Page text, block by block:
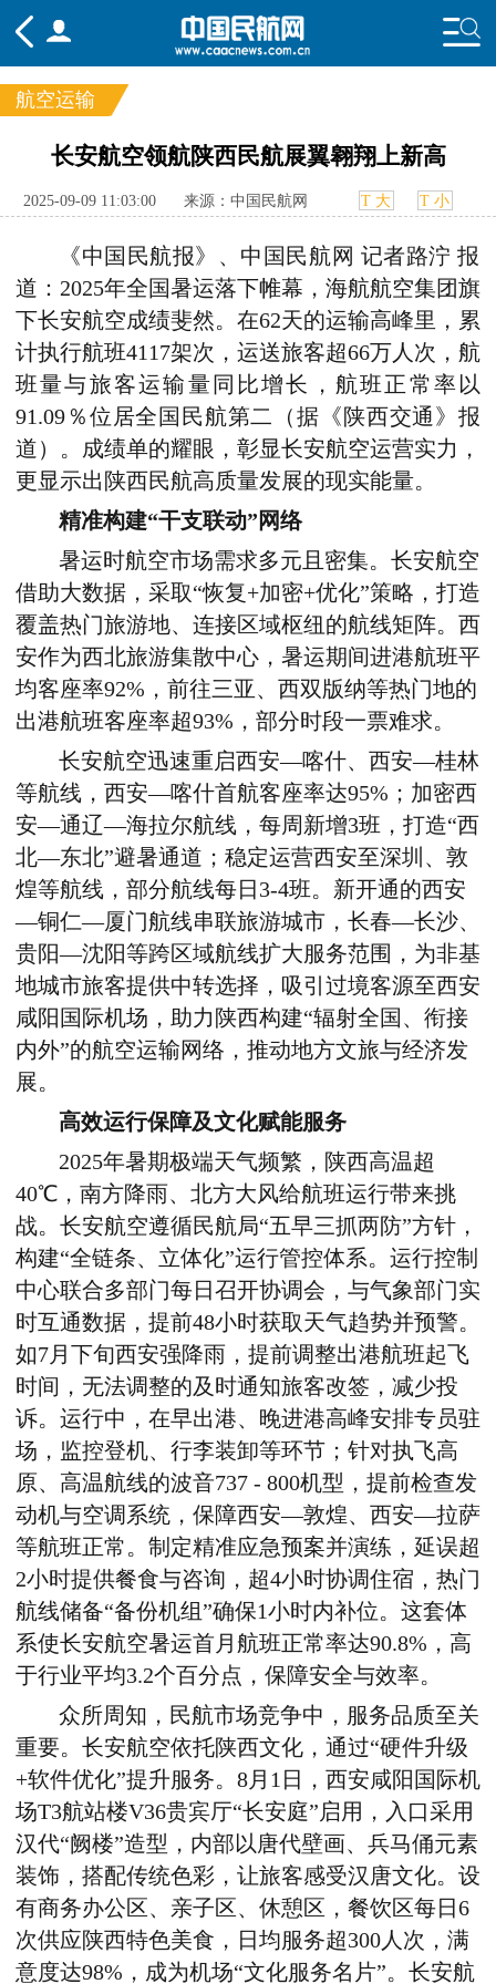
频道
国内 国际
行业
航空运输
长安航空领航陕西民航展翼翱翔上新高
2025-09-09 11:03:00 来源：中国民航网 T 大 T 小
《中国民航报》、中国民航网 记者路泞 报
道：2025年全国暑运落下帷幕，海航航空集团旗
下长安航空成绩斐然。在62天的运输高峰里，累
计执行航班4117架次，运送旅客超66万人次，航
班量与旅客运输量同比增长，航班正常率以
91.09％位居全国民航第二（据《陕西交通》报
道）。成绩单的耀眼，彰显长安航空运营实力，
更显示出陕西民航高质量发展的现实能量。
精准构建“干支联动”网络
暑运时航空市场需求多元且密集。长安航空
借助大数据，采取“恢复+加密+优化”策略，打造
覆盖热门旅游地、连接区域枢纽的航线矩阵。西
安作为西北旅游集散中心，暑运期间进港航班平
均客座率92%，前往三亚、西双版纳等热门地的
出港航班客座率超93%，部分时段一票难求。
长安航空迅速重启西安—喀什、西安—桂林
等航线，西安—喀什首航客座率达95%；加密西
安—通辽—海拉尔航线，每周新增3班，打造“西
北—东北”避暑通道；稳定运营西安至深圳、敦
煌等航线，部分航线每日3-4班。新开通的西安
—铜仁—厦门航线串联旅游城市，长春—长沙、
贵阳—沈阳等跨区域航线扩大服务范围，为非基
地城市旅客提供中转选择，吸引过境客源至西安
咸阳国际机场，助力陕西构建“辐射全国、衔接
内外”的航空运输网络，推动地方文旅与经济发
展。
高效运行保障及文化赋能服务
2025年暑期极端天气频繁，陕西高温超
40℃，南方降雨、北方大风给航班运行带来挑
战。长安航空遵循民航局“五早三抓两防”方针，
构建“全链条、立体化”运行管控体系。运行控制
中心联合多部门每日召开协调会，与气象部门实
时互通数据，提前48小时获取天气趋势并预警。
如7月下旬西安强降雨，提前调整出港航班起飞
时间，无法调整的及时通知旅客改签，减少投
诉。运行中，在早出港、晚进港高峰安排专员驻
场，监控登机、行李装卸等环节；针对执飞高
原、高温航线的波音737 - 800机型，提前检查发
动机与空调系统，保障西安—敦煌、西安—拉萨
等航班正常。制定精准应急预案并演练，延误超
2小时提供餐食与咨询，超4小时协调住宿，热门
航线储备“备份机组”确保1小时内补位。这套体
系使长安航空暑运首月航班正常率达90.8%，高
于行业平均3.2个百分点，保障安全与效率。
众所周知，民航市场竞争中，服务品质至关
重要。长安航空依托陕西文化，通过“硬件升级
+软件优化”提升服务。8月1日，西安咸阳国际机
场T3航站楼V36贵宾厅“长安庭”启用，入口采用
汉代“阙楼”造型，内部以唐代壁画、兵马俑元素
装饰，搭配传统色彩，让旅客感受汉唐文化。设
有商务办公区、亲子区、休憩区，餐饮区每日6
次供应陕西特色美食，日均服务超300人次，满
意度达98%，成为机场“文化服务名片”。长安航